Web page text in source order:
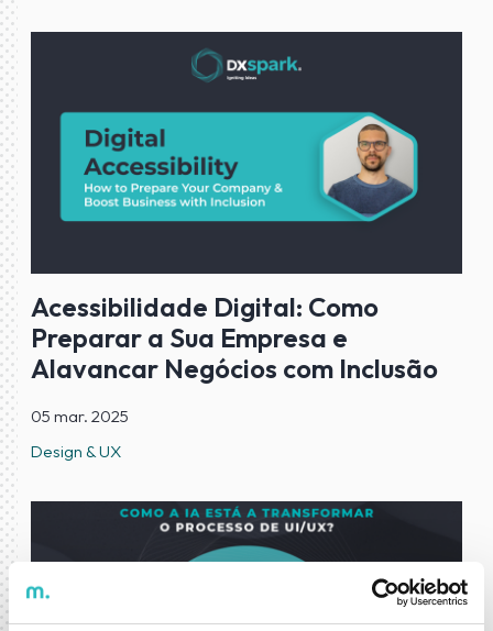
Acessibilidade Digital: Como
Preparar a Sua Empresa e
Alavancar Negócios com Inclusão
05 mar. 2025
Design & UX